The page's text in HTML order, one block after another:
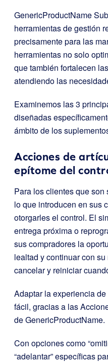
GenericProductName
herramientas de gestión
precisamente para las
herramientas no solo
que también fortalecen
atendiendo las
Examinemos las 3
diseñadas
ámbito de los
Acciones de
epítome del
Para los clientes que
lo que introducen en sus
otorgarles el control. El
entrega próxima o
sus compradores la
lealtad y continuar con
cancelar y reiniciar
Adaptar la experiencia
fácil, gracias a las
de GenericProductName.
Con opciones como
“adelantar” específicas